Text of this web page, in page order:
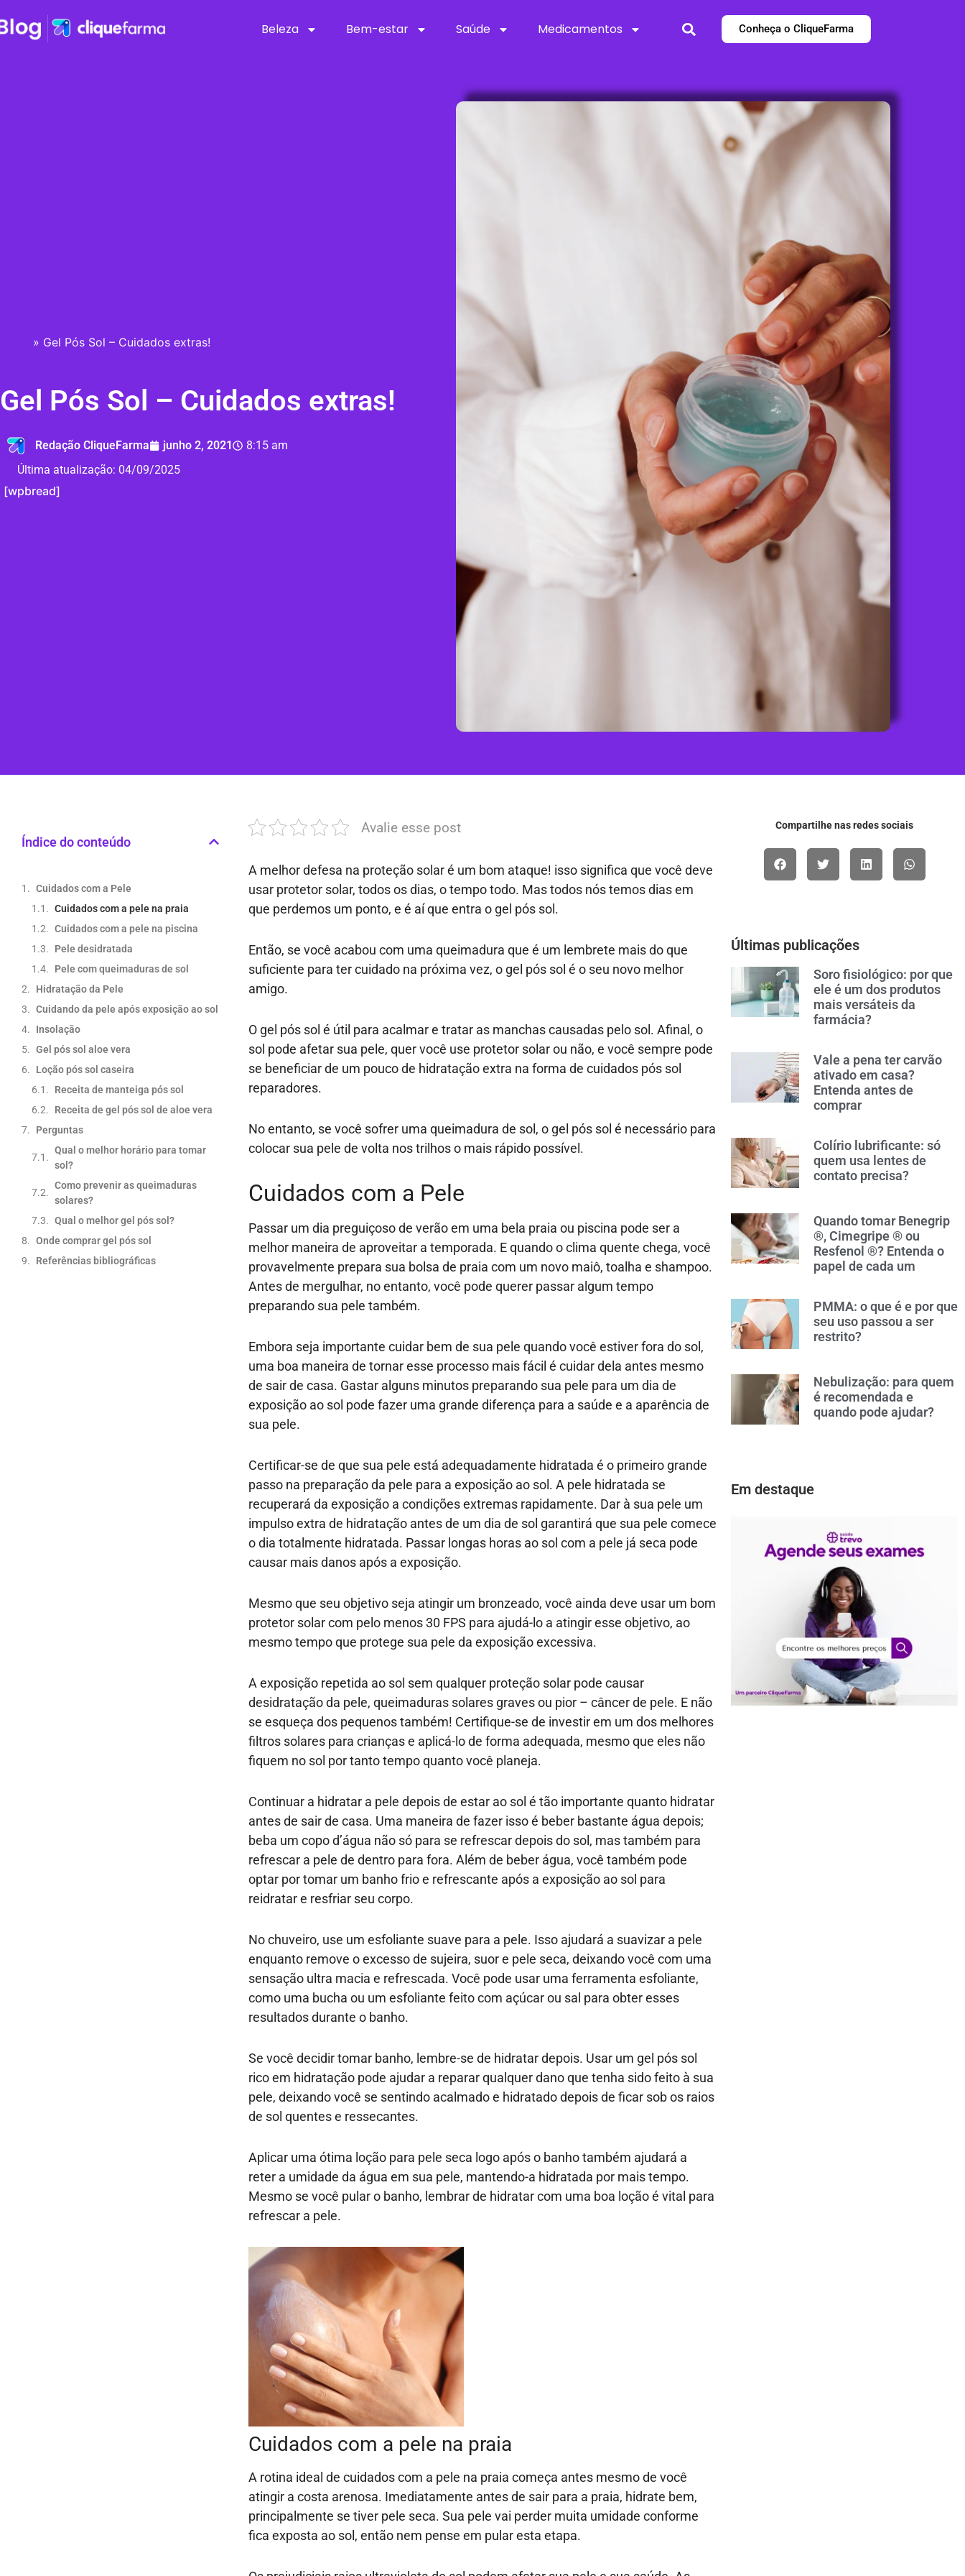
Beleza Bem-estar Saúde Medicamentos Conheça o CliqueFarma
» Gel Pós Sol – Cuidados extras!
Gel Pós Sol – Cuidados extras!
Redação CliqueFarma junho 2, 2021
8:15 am
Última atualização: 04/09/2025
[wpbread]
Índice do conteúdo
Cuidados com a Pele
Cuidados com a pele na praia
Cuidados com a pele na piscina
Pele desidratada
Pele com queimaduras de sol
Hidratação da Pele
Cuidando da pele após exposição ao sol
Insolação
Gel pós sol aloe vera
Loção pós sol caseira
Receita de manteiga pós sol
Receita de gel pós sol de aloe vera
Perguntas
Qual o melhor horário para tomar
sol?
Como prevenir as queimaduras
solares?
Qual o melhor gel pós sol?
Onde comprar gel pós sol
Referências bibliográficas
Avalie esse post
A melhor defesa na proteção solar é um bom ataque! isso significa que você deve
usar protetor solar, todos os dias, o tempo todo. Mas todos nós temos dias em
que perdemos um ponto, e é aí que entra o gel pós sol.
Então, se você acabou com uma queimadura que é um lembrete mais do que
suficiente para ter cuidado na próxima vez, o gel pós sol é o seu novo melhor
amigo.
O gel pós sol é útil para acalmar e tratar as manchas causadas pelo sol. Afinal, o
sol pode afetar sua pele, quer você use protetor solar ou não, e você sempre pode
se beneficiar de um pouco de hidratação extra na forma de cuidados pós sol
reparadores.
No entanto, se você sofrer uma queimadura de sol, o gel pós sol é necessário para
colocar sua pele de volta nos trilhos o mais rápido possível.
Cuidados com a Pele
Passar um dia preguiçoso de verão em uma bela praia ou piscina pode ser a
melhor maneira de aproveitar a temporada. E quando o clima quente chega, você
provavelmente prepara sua bolsa de praia com um novo maiô, toalha e shampoo.
Antes de mergulhar, no entanto, você pode querer passar algum tempo
preparando sua pele também.
Embora seja importante cuidar bem de sua pele quando você estiver fora do sol,
uma boa maneira de tornar esse processo mais fácil é cuidar dela antes mesmo
de sair de casa. Gastar alguns minutos preparando sua pele para um dia de
exposição ao sol pode fazer uma grande diferença para a saúde e a aparência de
sua pele.
Certificar-se de que sua pele está adequadamente hidratada é o primeiro grande
passo na preparação da pele para a exposição ao sol. A pele hidratada se
recuperará da exposição a condições extremas rapidamente. Dar à sua pele um
impulso extra de hidratação antes de um dia de sol garantirá que sua pele comece
o dia totalmente hidratada. Passar longas horas ao sol com a pele já seca pode
causar mais danos após a exposição.
Mesmo que seu objetivo seja atingir um bronzeado, você ainda deve usar um bom
protetor solar com pelo menos 30 FPS para ajudá-lo a atingir esse objetivo, ao
mesmo tempo que protege sua pele da exposição excessiva.
A exposição repetida ao sol sem qualquer proteção solar pode causar
desidratação da pele, queimaduras solares graves ou pior – câncer de pele. E não
se esqueça dos pequenos também! Certifique-se de investir em um dos melhores
filtros solares para crianças e aplicá-lo de forma adequada, mesmo que eles não
fiquem no sol por tanto tempo quanto você planeja.
Continuar a hidratar a pele depois de estar ao sol é tão importante quanto hidratar
antes de sair de casa. Uma maneira de fazer isso é beber bastante água depois;
beba um copo d’água não só para se refrescar depois do sol, mas também para
refrescar a pele de dentro para fora. Além de beber água, você também pode
optar por tomar um banho frio e refrescante após a exposição ao sol para
reidratar e resfriar seu corpo.
No chuveiro, use um esfoliante suave para a pele. Isso ajudará a suavizar a pele
enquanto remove o excesso de sujeira, suor e pele seca, deixando você com uma
sensação ultra macia e refrescada. Você pode usar uma ferramenta esfoliante,
como uma bucha ou um esfoliante feito com açúcar ou sal para obter esses
resultados durante o banho.
Se você decidir tomar banho, lembre-se de hidratar depois. Usar um gel pós sol
rico em hidratação pode ajudar a reparar qualquer dano que tenha sido feito à sua
pele, deixando você se sentindo acalmado e hidratado depois de ficar sob os raios
de sol quentes e ressecantes.
Aplicar uma ótima loção para pele seca logo após o banho também ajudará a
reter a umidade da água em sua pele, mantendo-a hidratada por mais tempo.
Mesmo se você pular o banho, lembrar de hidratar com uma boa loção é vital para
refrescar a pele.
Cuidados com a pele na praia
A rotina ideal de cuidados com a pele na praia começa antes mesmo de você
atingir a costa arenosa. Imediatamente antes de sair para a praia, hidrate bem,
principalmente se tiver pele seca. Sua pele vai perder muita umidade conforme
fica exposta ao sol, então nem pense em pular esta etapa.
Compartilhe nas redes sociais
Últimas publicações
Soro fisiológico: por que
ele é um dos produtos
mais versáteis da
farmácia?
Vale a pena ter carvão
ativado em casa?
Entenda antes de
comprar
Colírio lubrificante: só
quem usa lentes de
contato precisa?
Quando tomar Benegrip
®, Cimegripe ® ou
Resfenol ®? Entenda o
papel de cada um
PMMA: o que é e por que
seu uso passou a ser
restrito?
Nebulização: para quem
é recomendada e
quando pode ajudar?
Em destaque